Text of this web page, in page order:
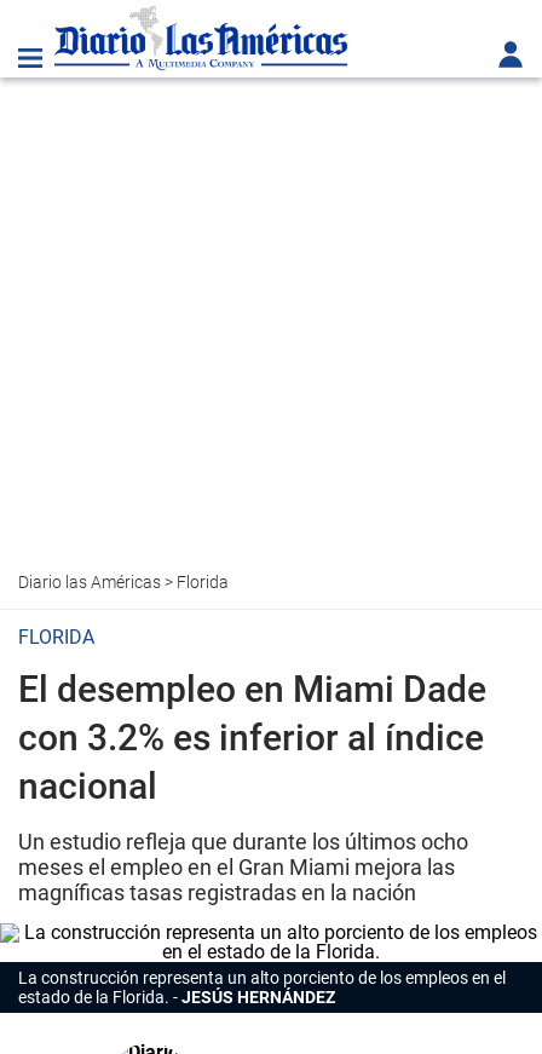
Diario las Américas> Florida
FLORIDA
El desempleo en Miami Dade
con 3.2% es inferior al índice
nacional
Un estudio refleja que durante los últimos ocho
meses el empleo en el Gran Miami mejora las
magníficas tasas registradas en la nación
La construcción representa un alto porciento de los empleos en el
estado de la Florida.
JESÚS HERNÁNDEZ